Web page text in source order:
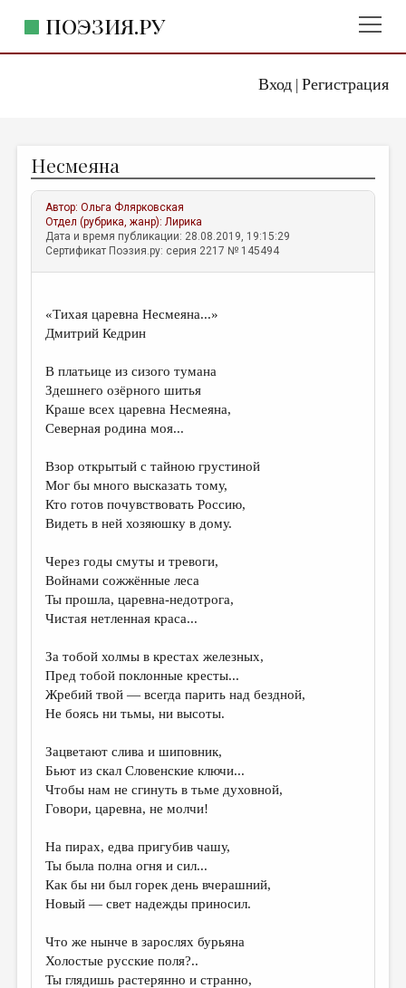
Вход| Регистрация
ПОЭЗИЯ.РУ
ЖАНРЫ
АВТОРЫ
КОММЕНТАРИИ
ЛИТСАЛОН
ПРАВИЛА САЙТА
ОТДЕЛЫ И РУБРИКИ
ИЗБРАННОЕ
ДАЙДЖЕСТ
ПРОИЗВЕДЕНИЯ
ПЕРЕВОДЫ
КОНКУРСЫ
ДЕТСКАЯ КОМНАТА
КНИЖНАЯ ПОЛКА
ОБЗОР ЛИТЕРАТУРЫ
СТРАНИЦЫ ПАМЯТИ
ОБЪЯВЛЕНИЯ
РЕДКОЛЛЕГИЯ
ОТ РЕДАКЦИИ
МАЛАЯ ПРОЗА
ЭССЕИСТИКА
ЛИТЕРАТУРОВЕДЕНИЕ
КУЛЬТУРОВЕДЕНИЕ
ПУБЛИЦИСТИКА
РЕЦЕНЗИРОВАНИЕ
Несмеяна
Автор:Ольга Флярковская
Отдел (рубрика, жанр):Лирика
Дата и время публикации: 28.08.2019, 19:15:29
Сертификат Поэзия.ру: серия 2217 № 145494
«Тихая царевна Несмеяна...»
Дмитрий Кедрин
В платьице из сизого тумана
Здешнего озёрного шитья
Краше всех царевна Несмеяна,
Северная родина моя...
Взор открытый с тайною грустиной
Мог бы много высказать тому,
Кто готов почувствовать Россию,
Видеть в ней хозяюшку в дому.
Через годы смуты и тревоги,
Войнами сожжённые леса
Ты прошла, царевна-недотрога,
Чистая нетленная краса...
За тобой холмы в крестах железных,
Пред тобой поклонные кресты...
Жребий твой — всегда парить над бездной,
Не боясь ни тьмы, ни высоты.
Зацветают слива и шиповник,
Бьют из скал Словенские ключи...
Чтобы нам не сгинуть в тьме духовной,
Говори, царевна, не молчи!
На пирах, едва пригубив чашу,
Ты была полна огня и сил...
Как бы ни был горек день вчерашний,
Новый — свет надежды приносил.
Что же нынче в зарослях бурьяна
Холостые русские поля?..
Ты глядишь растерянно и странно,